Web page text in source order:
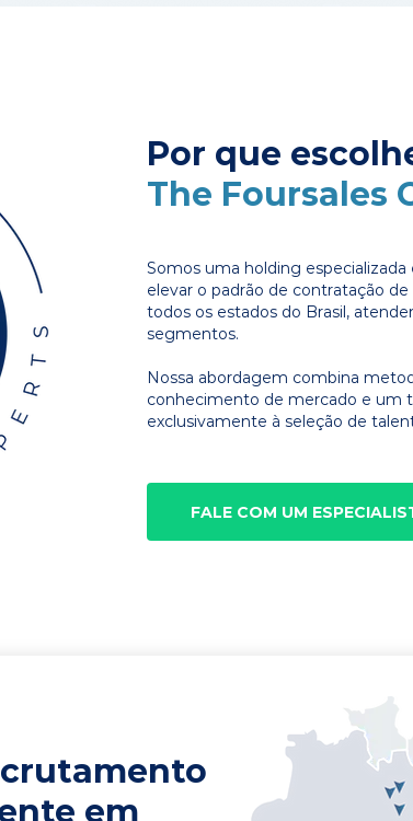
Por que
The Foursales
Somos uma holding
elevar o padrão de contratação
todos os estados do Brasil,
segmentos.
Nossa abordagem combina
conhecimento de mercado e um
exclusivamente à seleção de
FALE COM UM
em